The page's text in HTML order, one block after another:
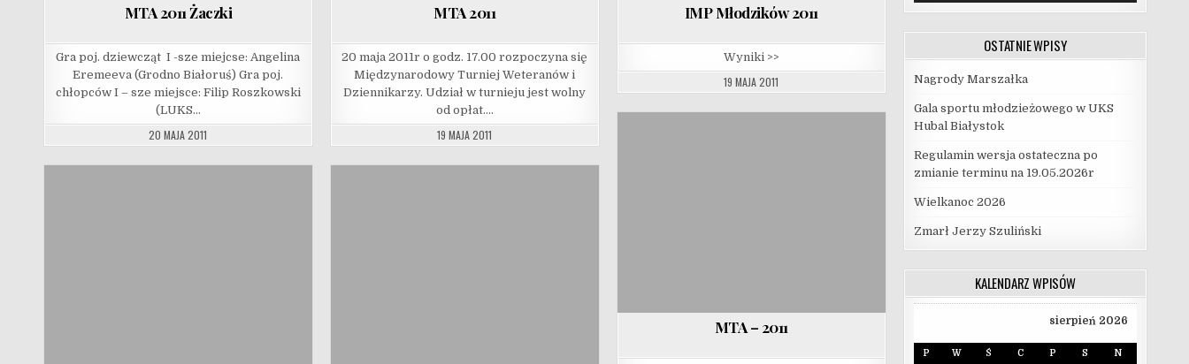
MTA 2011 Żaczki
Gra poj. dziewcząt I -sze miejcse: Angelina
Eremeeva (Grodno Białoruś) Gra poj.
chłopców I – sze miejsce: Filip Roszkowski
(LUKS…
20 MAJA 2011
MTA 2011
20 maja 2011r o godz. 17.00 rozpoczyna się
Międzynarodowy Turniej Weteranów i
Dziennikarzy. Udział w turnieju jest wolny
od opłat….
19 MAJA 2011
IMP Młodzików 2011
Wyniki >>
19 MAJA 2011
MTA – 2011
OSTATNIE WPISY
Nagrody Marszałka
Gala sportu młodzieżowego w UKS
Hubal Białystok
Regulamin wersja ostateczna po
zmianie terminu na 19.05.2026r
Wielkanoc 2026
Zmarł Jerzy Szuliński
KALENDARZ WPISÓW
sierpień 2026
P W Ś C P S N